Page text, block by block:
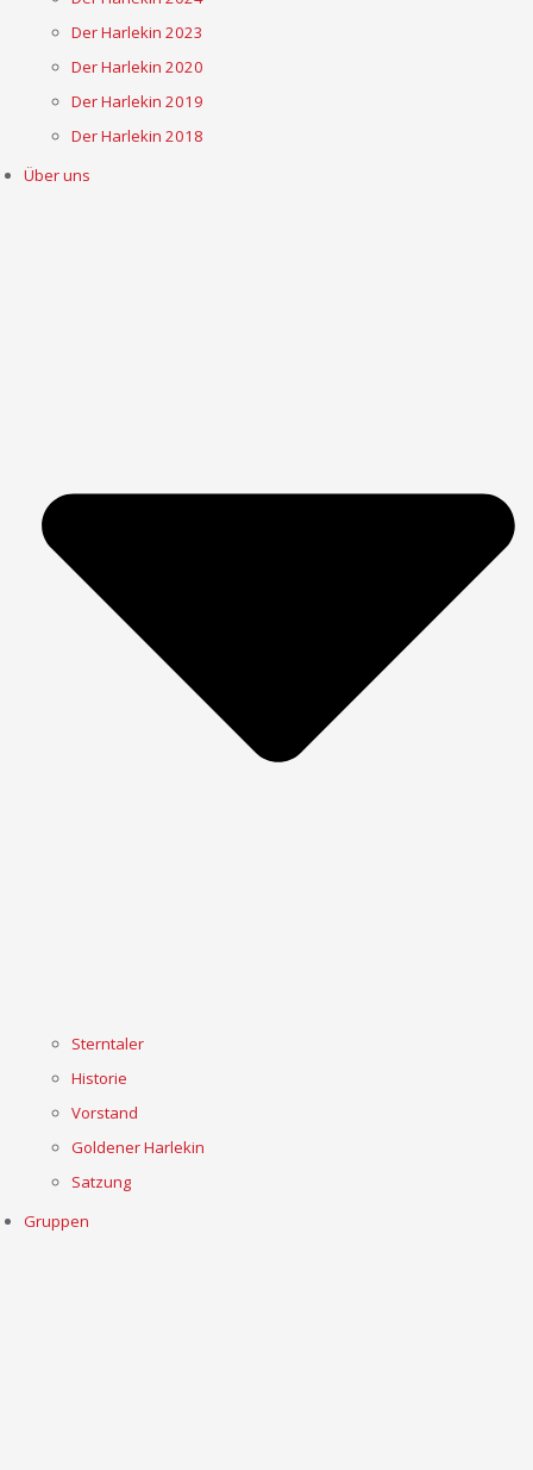
Der Harlekin 2023
Der Harlekin 2020
Der Harlekin 2019
Der Harlekin 2018
Über uns
Sterntaler
Historie
Vorstand
Goldener Harlekin
Satzung
Gruppen